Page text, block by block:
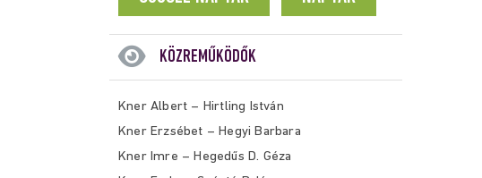
KÖZREMŰKÖDŐK
Kner Albert – Hirtling István
Kner Erzsébet – Hegyi Barbara
Kner Imre – Hegedűs D. Géza